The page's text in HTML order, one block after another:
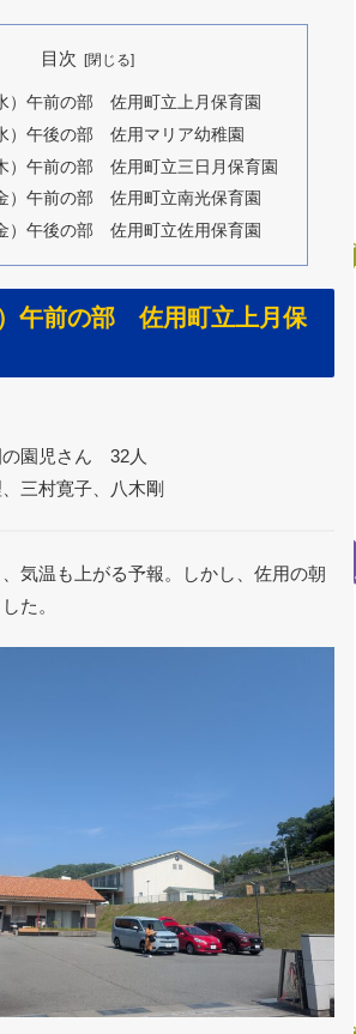
目次
）午前の部 佐用町立上月保育園
）午後の部 佐用マリア幼稚園
）午前の部 佐用町立三日月保育園
）午前の部 佐用町立南光保育園
）午後の部 佐用町立佐用保育園
午前の部 佐用町立上月保
園児さん 32人
三村寛子、八木剛
気温も上がる予報。しかし、佐用の朝
た。